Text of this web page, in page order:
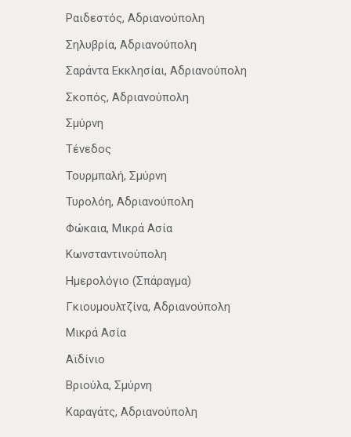
Ραιδεστός, Αδριανούπολη
Σηλυβρία, Αδριανούπολη
Σαράντα Εκκλησίαι, Αδριανούπολη
Σκοπός, Αδριανούπολη
Σμύρνη
Τένεδος
Τουρμπαλή, Σμύρνη
Τυρολόη, Αδριανούπολη
Φώκαια, Μικρά Ασία
Κωνσταντινούπολη
Ημερολόγιο (Σπάραγμα)
Γκιουμουλτζίνα, Αδριανούπολη
Μικρά Ασία
Αϊδίνιο
Βριούλα, Σμύρνη
Καραγάτς, Αδριανούπολη